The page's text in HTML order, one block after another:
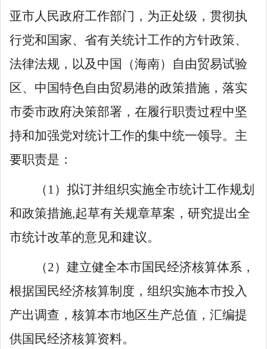
亚市人民政府工作部门，为正处级，贯彻执
行党和国家、省有关统计工作的方针政策、
法律法规，以及中国（海南）自由贸易试验
区、中国特色自由贸易港的政策措施，落实
市委市政府决策部署，在履行职责过程中坚
持和加强党对统计工作的集中统一领导。主
要职责是：
（ 1 ）拟订并组织实施全市统计工作规划
和政策措施,起草有关规章草案，研究提出全
市统计改革的意见和建议。
（2）建立健全本市国民经济核算体系，
根据国民经济核算制度，组织实施本市投入
产出调查，核算本市地区生产总值，汇编提
供国民经济核算资料。